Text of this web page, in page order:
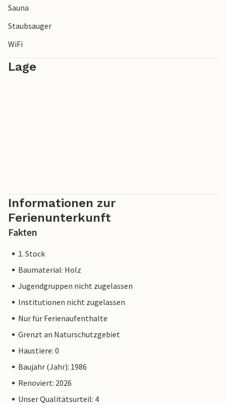
Sauna
Staubsauger
WiFi
Lage
Informationen zur
Ferienunterkunft
Fakten
1. Stock
Baumaterial: Holz
Jugendgruppen nicht zugelassen
Institutionen nicht zugelassen
Nur für Ferienaufenthalte
Grenzt an Naturschutzgebiet
Haustiere: 0
Baujahr (Jahr): 1986
Renoviert: 2026
Unser Qualitätsurteil: 4